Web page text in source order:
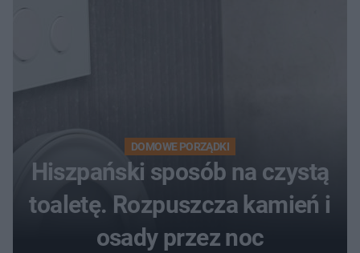
DOMOWE PORZĄDKI
Hiszpański sposób na czystą
toaletę. Rozpuszcza kamień i
osady przez noc